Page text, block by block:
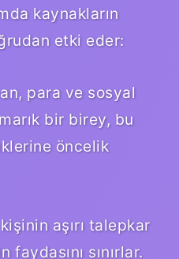
kaynakların
etki eder:
para ve sosyal
bir birey, bu
öncelik
aşırı talepkar
faydasını sınırlar.